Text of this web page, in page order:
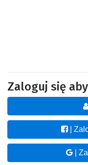
Zaloguj się
|
|